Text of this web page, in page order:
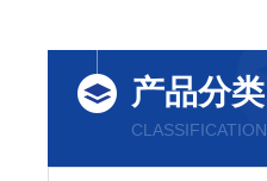
产品分类
CLASSIFICATION